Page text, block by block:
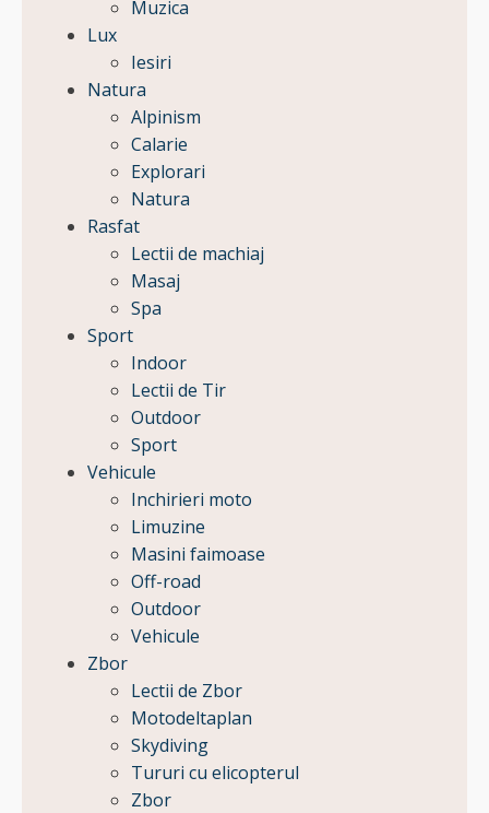
Muzica
Lux
Iesiri
Natura
Alpinism
Calarie
Explorari
Natura
Rasfat
Lectii de machiaj
Masaj
Spa
Sport
Indoor
Lectii de Tir
Outdoor
Sport
Vehicule
Inchirieri moto
Limuzine
Masini faimoase
Off-road
Outdoor
Vehicule
Zbor
Lectii de Zbor
Motodeltaplan
Skydiving
Tururi cu elicopterul
Zbor